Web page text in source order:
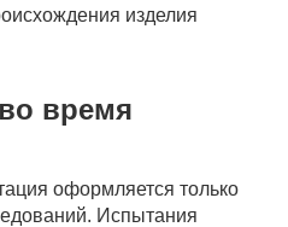
изделия
время
оформляется только
Испытания